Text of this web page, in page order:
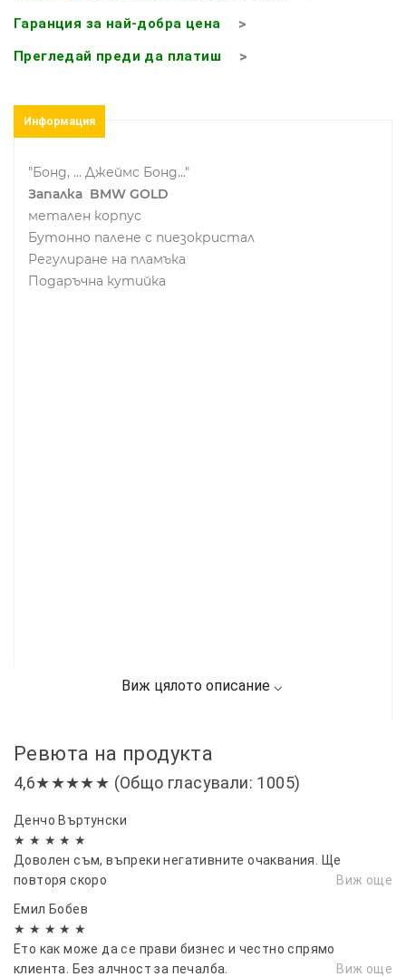
Гаранция за най-добра цена
Прегледай преди да платиш
Информация
"Бонд, ... Джеймс Бонд..."
Запалка BMW GOLD
метален корпус
Бутонно палене с пиезокристал
Регулиране на пламъка
Подаръчна кутийка
Ревюта на продукта
4,6★★★★★ (Общо гласували: 1005)
Денчо Въртунски
★ ★ ★ ★ ★
Доволен съм, въпреки негативните очаквания. Ще
повторя скоро
Виж още
Емил Бобев
★ ★ ★ ★ ★
Ето как може да се прави бизнес и честно спрямо
клиента. Без алчност за печалба.
Виж още